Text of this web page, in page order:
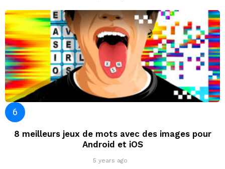
8 meilleurs jeux de mots avec des images pour
Android et iOS
5 years ago